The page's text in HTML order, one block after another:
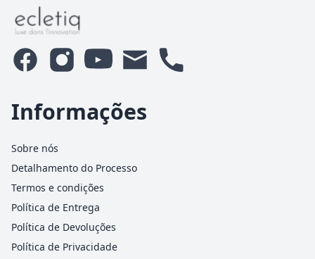
Informações
Sobre nós
Detalhamento do Processo
Termos e condições
Política de Entrega
Política de Devoluções
Política de Privacidade